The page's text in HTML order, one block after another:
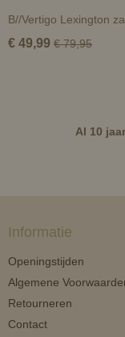
B//Vertigo Lexington
€ 49,99 € 79,95
Al 10
Informatie
Openingstijden
Algemene
Retourneren
Contact